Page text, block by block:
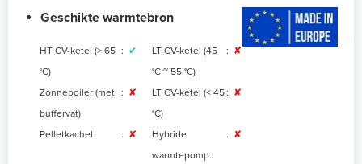
Geschikte warmtebron
HT CV-ketel (> 65
°C)
: ✔
LT CV-ketel (45
°C ~ 55 °C)
: ✘
Zonneboiler (met
buffervat)
: ✘
LT CV-ketel (< 45
°C)
: ✘
Pelletkachel : ✘
Hybride
warmtepomp
: ✘